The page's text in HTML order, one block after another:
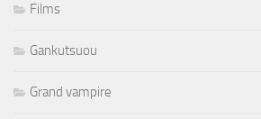
Films
Gankutsuou
Grand vampire